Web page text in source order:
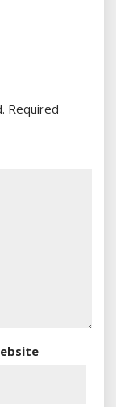
Required